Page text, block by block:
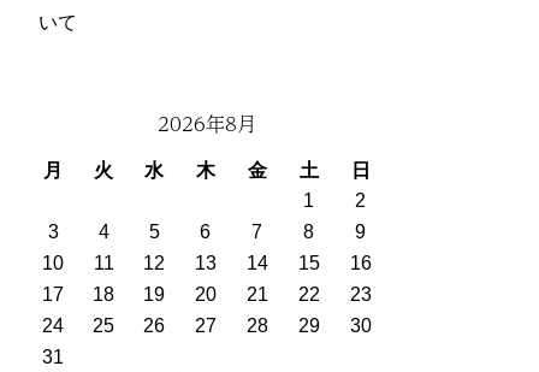
いて
2026年8月
月 火 水 木 金 土 日
1
2
3
4 5 6 7 8
9
10
11 12 13 14 15
16
17
18 19 20 21 22
23
24
25 26 27 28 29
30
31